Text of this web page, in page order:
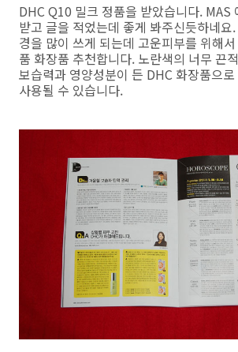
DHC Q10 밀크 정품을 받았습니다. MAS
받고 글을 적었는데 좋게 봐주신듯하네요
경을 많이 쓰게 되는데 고운피부를 위해
품 화장품 추천합니다. 노란색의 너무 끈
보습력과 영양성분이 든 DHC 화장품으
사용될 수 있습니다.